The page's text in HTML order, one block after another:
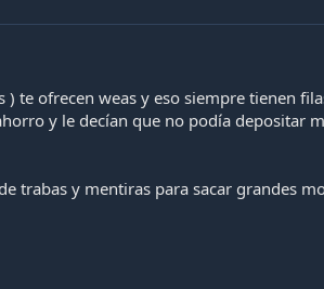
) te ofrecen weas y eso siempre tienen
y le decían que no podía depositar
trabas y mentiras para sacar grandes